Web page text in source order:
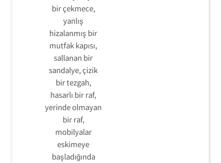
bir çekmece,
yanlış
hizalanmış bir
mutfak kapısı,
sallanan bir
sandalye, çizik
bir tezgah,
hasarlı bir raf,
yerinde olmayan
bir raf,
mobilyalar
eskimeye
başladığında